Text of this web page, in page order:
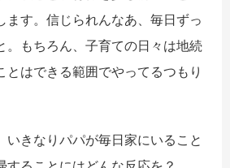
ます。信じられんなあ、毎日ずっ
。もちろん、子育ての日々は地続
とはできる範囲でやってるつもり
きなりパパが毎日家にいること